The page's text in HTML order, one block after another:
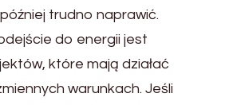
trudno naprawić.
do energii jest
które mają działać
warunkach. Jeśli